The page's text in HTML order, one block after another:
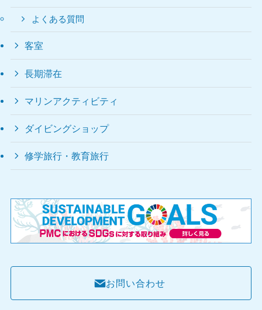
よくある質問
客室
長期滞在
マリンアクティビティ
ダイビングショップ
修学旅行・教育旅行
お問い合わせ